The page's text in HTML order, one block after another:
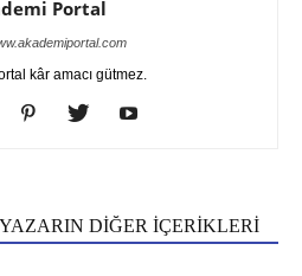
Portal
kâr amacı gütmez.
YAZARIN DİĞER İÇERİKLERİ